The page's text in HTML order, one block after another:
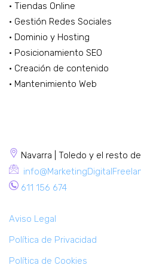
· Tiendas Online
· Gestión Redes Sociales
· Dominio y Hosting
· Posicionamiento SEO
· Creación de contenido
· Mantenimiento Web
Navarra | Toledo y el resto
611 156 674
Aviso Legal
Política de Privacidad
Política de Cookies